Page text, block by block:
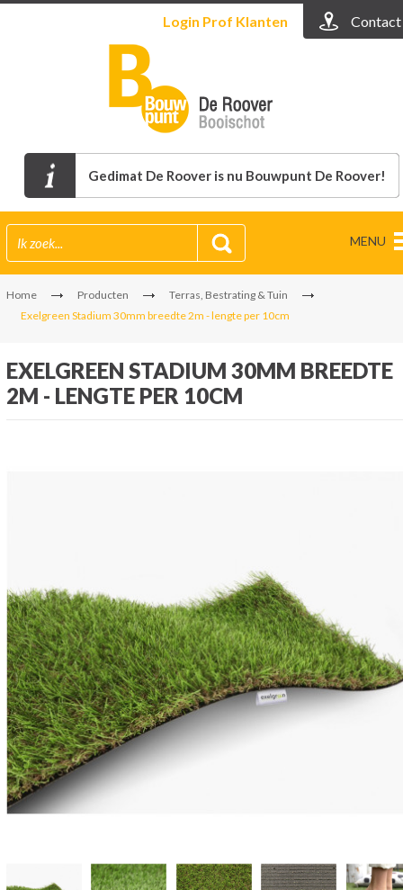
Login Prof Klanten Contact
Gedimat De Roover is nu Bouwpunt De Roover!
MENU
Home Producten
Terras, Bestrating & Tuin
Exelgreen Stadium 30mm breedte 2m - lengte per 10cm
EXELGREEN STADIUM 30MM BREEDTE
2M - LENGTE PER 10CM